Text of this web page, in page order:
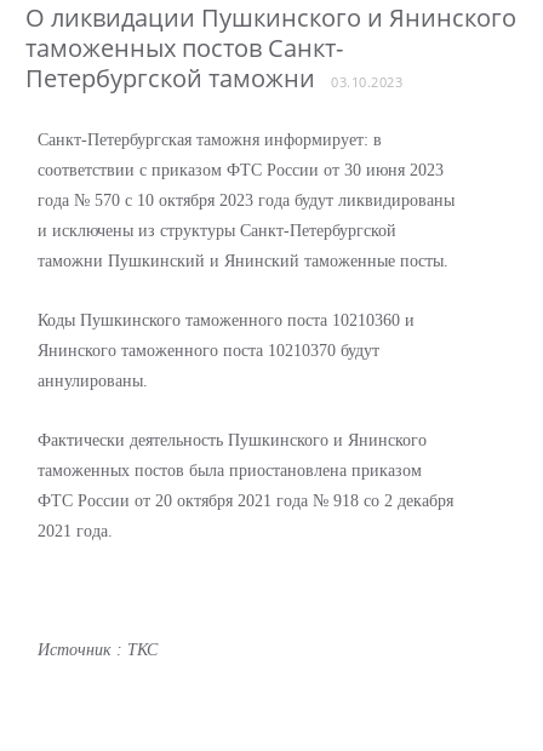
О ликвидации Пушкинского и Янинского
таможенных постов Санкт-
Петербургской таможни
03.10.2023
Санкт-Петербургская таможня информирует: в
соответствии с приказом ФТС России от 30 июня 2023
года № 570 с 10 октября 2023 года будут ликвидированы
и исключены из структуры Санкт-Петербургской
таможни Пушкинский и Янинский таможенные посты.
Коды Пушкинского таможенного поста 10210360 и
Янинского таможенного поста 10210370 будут
аннулированы.
Фактически деятельность Пушкинского и Янинского
таможенных постов была приостановлена приказом
ФТС России от 20 октября 2021 года № 918 со 2 декабря
2021 года.
Источник : ТКС